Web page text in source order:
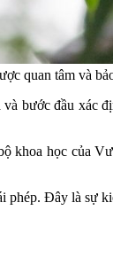
quan tâm và
bước đầu xác
khoa học của
Đây là sự